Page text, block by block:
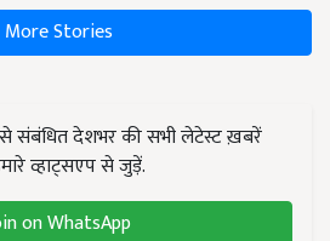
More Stories
संबंधित देशभर की सभी लेटेस्ट ख़बरें
व्हाट्सएप से जुड़ें.
on WhatsApp